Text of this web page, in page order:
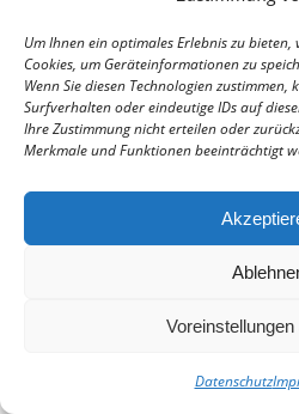
Um Ihnen ein optimales Erlebnis zu
Cookies, um Geräteinformationen zu
Wenn Sie diesen Technologien
Surfverhalten oder eindeutige IDs auf
Ihre Zustimmung nicht erteilen oder
Merkmale und Funktionen beeinträchtigt
Datenschutz
In den